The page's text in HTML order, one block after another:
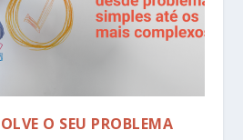
O SEU PROBLEMA